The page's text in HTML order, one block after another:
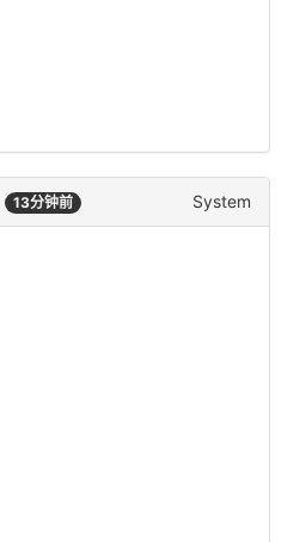
13分钟前 System